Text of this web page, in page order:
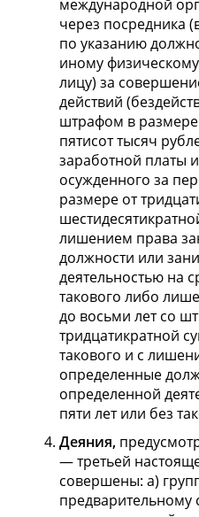
международной
через посредника
по указанию
иному
лицу) за
действий
штрафом в
пятисот тысяч
заработной платы
осужденного за
размере от
лишением права
должности или
деятельностью на
такового либо
до восьми лет со
тридцатикратной
такового и с
определенные
определенной
пяти лет или без
Деяния,
— третьей
совершены: а)
предварительному